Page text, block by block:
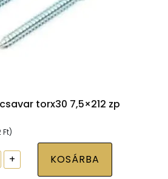
torx30 7,5×212 zp
Ft)
+ KOSÁRBA